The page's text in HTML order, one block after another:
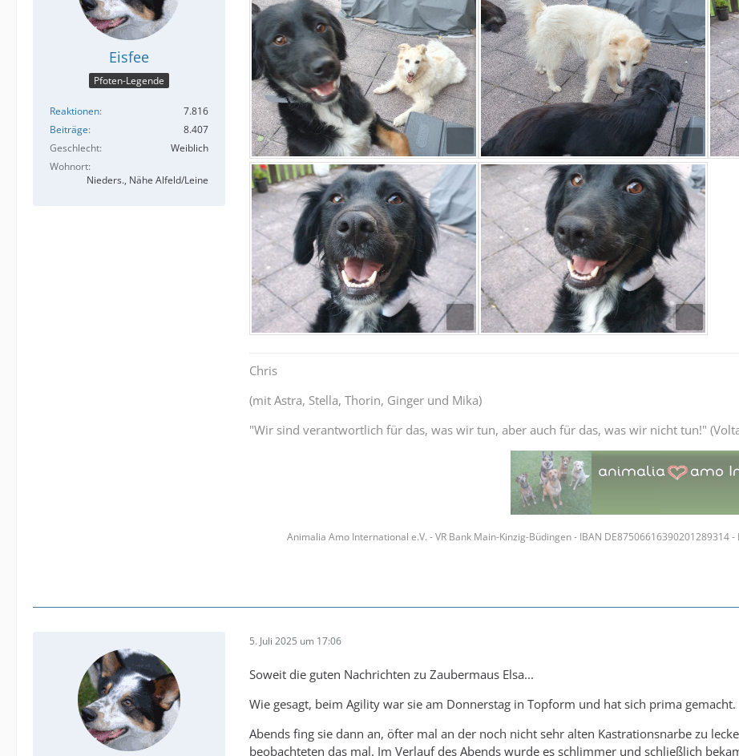
Eisfee
Pfoten-Legende
Reaktionen
7.816
Beiträge
8.407
Geschlecht
Weiblich
Wohnort
Nieders., Nähe Alfeld/Leine
Chris
(mit Astra, Stella, Thorin, Ginger und Mika)
"Wir sind verantwortlich für das, was wir tun, aber auch für das, was wir nicht tun!"
Animalia Amo International e.V. - VR Bank Main-Kinzig-Büdingen - IBAN DE87506616390201289314
5. Juli 2025 um 17:06
Soweit die guten Nachrichten zu Zaubermaus Elsa...
Wie gesagt, beim Agility war sie am Donnerstag in Topform und hat sich prima gemacht.
Abends fing sie dann an, öfter mal an der noch nicht sehr alten Kastrationsnarbe zu
beobachteten das mal. Im Verlauf des Abends wurde es schlimmer und schließlich